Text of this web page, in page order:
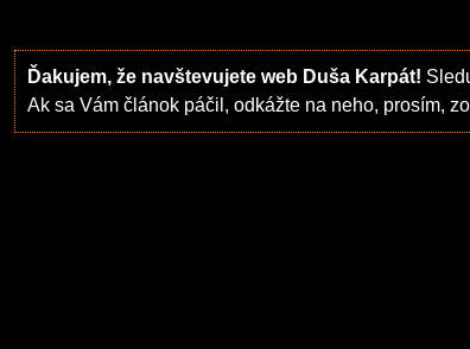
Ďakujem, že navštevujete web Duša Karpát!
Ak sa Vám článok páčil, odkážte na neho, prosím,